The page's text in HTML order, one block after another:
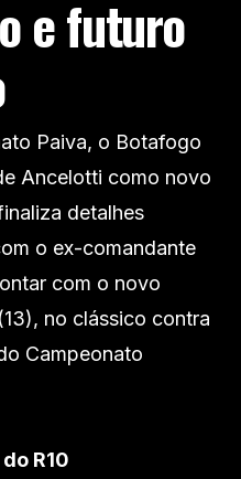
e futuro
Paiva, o Botafogo
Ancelotti como novo
detalhes
o ex-comandante
com o novo
no clássico contra
Campeonato
R10